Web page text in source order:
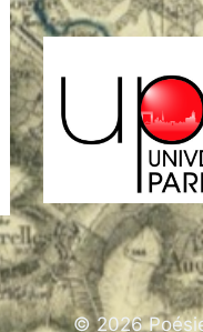
© 2026